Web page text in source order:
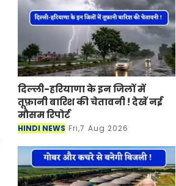
दिल्ली-हरियाणा के इन जिलों में
तूफ़ानी बारिश की चेतावनी ! देखें नई
मौसम रिपोर्ट
HINDI NEWS Fri,7 Aug 2026